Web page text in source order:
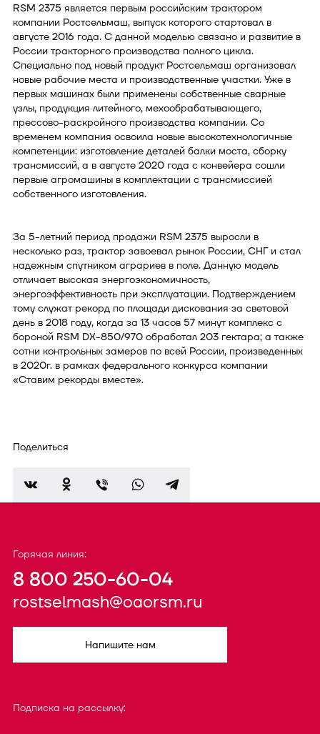
RSM 2375 является первым российским трактором
компании Ростсельмаш, выпуск которого стартовал в
августе 2016 года. С данной моделью связано и развитие в
России тракторного производства полного цикла.
Специально под новый продукт Ростсельмаш организовал
новые рабочие места и производственные участки. Уже в
первых машинах были применены собственные сварные
узлы, продукция литейного, мехообрабатывающего,
прессово-раскройного производства компании. Со
временем компания освоила новые высокотехнологичные
компетенции: изготовление деталей балки моста, сборку
трансмиссий, а в августе 2020 года с конвейера сошли
первые агромашины в комплектации с трансмиссией
собственного изготовления.
За 5-летний период продажи RSM 2375 выросли в
несколько раз, трактор завоевал рынок России, СНГ и стал
надежным спутником аграриев в поле. Данную модель
отличает высокая энергоэкономичность,
энергоэффективность при эксплуатации. Подтверждением
тому служат рекорд по площади дискования за световой
день в 2018 году, когда за 13 часов 57 минут комплекс с
бороной RSM DX-850/970 обработал 203 гектара; а также
сотни контрольных замеров по всей России, произведенных
в 2020г. в рамках федерального конкурса компании
«Ставим рекорды вместе».
Поделиться
Горячая линия:
8 800 250-60-04
rostselmash@oaorsm.ru
Напишите нам
Подписка на рассылку: